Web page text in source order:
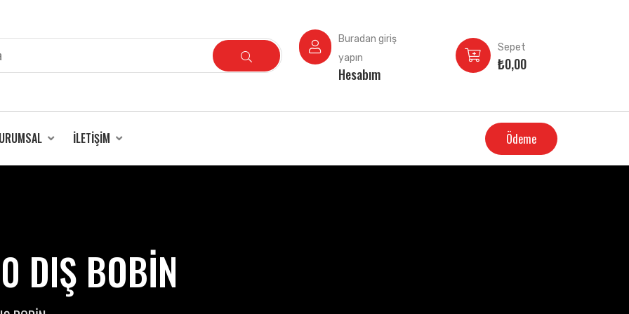
Buradan giriş
yapın
Hesabım
Sepet
₺0,00
İLETIŞIM Ödeme
DIŞ BOBİN